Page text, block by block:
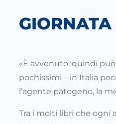
«È avvenuto, quindi
pochissimi – in Italia
l’agente patogeno, la
Tra i molti libri che ogni